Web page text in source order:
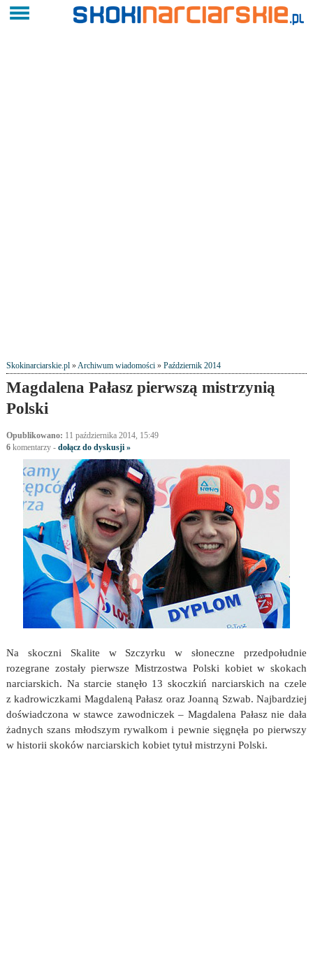
Skokinarciarskie.pl»Archiwum wiadomości» Październik 2014
Magdalena Pałasz pierwszą mistrzynią
Polski
Opublikowano: 11 października 2014, 15:49
6komentarzy- dołącz do dyskusji »
Na skoczni Skalite w Szczyrku w słoneczne przedpołudnie
rozegrane zostały pierwsze Mistrzostwa Polski kobiet w skokach
narciarskich. Na starcie stanęło 13 skoczkiń narciarskich na czele
z kadrowiczkami Magdaleną Pałasz oraz Joanną Szwab. Najbardziej
doświadczona w stawce zawodniczek – Magdalena Pałasz nie dała
żadnych szans młodszym rywalkom i pewnie sięgnęła po pierwszy
w historii skoków narciarskich kobiet tytuł mistrzyni Polski.